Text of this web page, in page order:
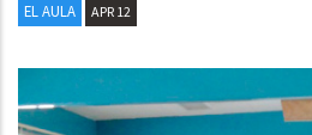
EL AULA APR 12